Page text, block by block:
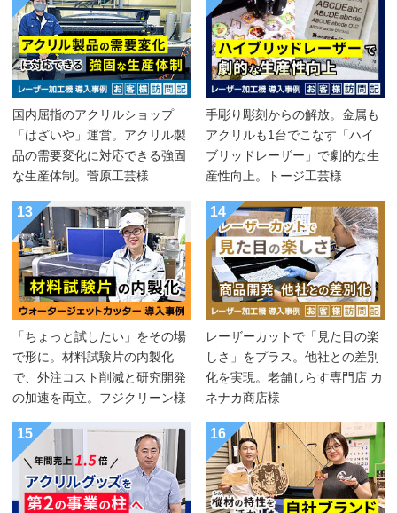
国内屈指のアクリルショップ
「はざいや」運営。アクリル製
品の需要変化に対応できる強固
な生産体制。菅原工芸様
手彫り彫刻からの解放。金属も
アクリルも1台でこなす「ハイ
ブリッドレーザー」で劇的な生
産性向上。トージ工芸様
13
「ちょっと試したい」をその場
で形に。材料試験片の内製化
で、外注コスト削減と研究開発
の加速を両立。フジクリーン様
14
レーザーカットで「見た目の楽
しさ」をプラス。他社との差別
化を実現。老舗しらす専門店 カ
ネナカ商店様
15 16